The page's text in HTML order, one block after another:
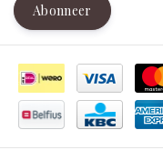
Abonneer